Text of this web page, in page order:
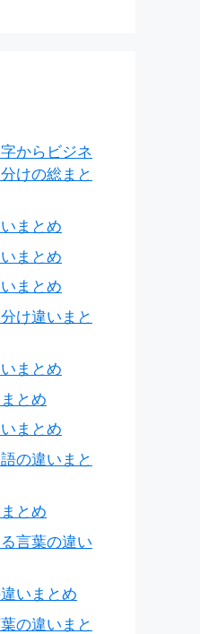
からビジネ
けの総まと
まとめ
まとめ
まとめ
け違いまと
まとめ
とめ
まとめ
の違いまと
とめ
言葉の違い
いまとめ
の違いまと